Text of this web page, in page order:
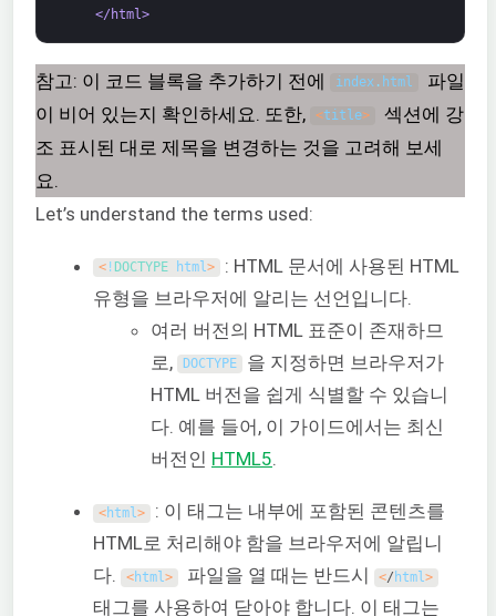
</html>
참고: 이 코드 블록을 추가하기 전에 index. html
파일
이 비어 있는지 확인하세요. 또한,
<title>
섹션에 강
조 표시된 대로 제목을 변경하는 것을 고려해 보세
요.
Let’s understand the terms used:
<! DOCTYPE html> : HTML 문서에 사용된 HTML
유형을 브라우저에 알리는 선언입니다.
여러 버전의 HTML 표준이 존재하므
로,
DOCTYPE 을 지정하면 브라우저가
HTML 버전을 쉽게 식별할 수 있습니
다. 예를 들어, 이 가이드에서는 최신
버전인 HTML5
<html> : 이 태그는 내부에 포함된 콘텐츠를
HTML로 처리해야 함을 브라우저에 알립니
다.
<html> 파일을 열 때는 반드시 </ html>
태그를 사용하여 닫아야 합니다. 이 태그는